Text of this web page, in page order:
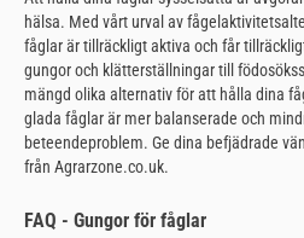
hälsa. Med vårt urval av
fåglar är tillräckligt aktiva och får
gungor och klätterställningar till
mängd olika alternativ för att hålla dina
glada fåglar är mer balanserade och
beteendeproblem. Ge dina befjädrade
från Agrarzone.co.uk.
FAQ - Gungor för fåglar